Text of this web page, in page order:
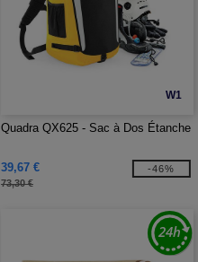
W1
Quadra QX625 - Sac à Dos Étanche
39,67 €
73,30 €
-46%